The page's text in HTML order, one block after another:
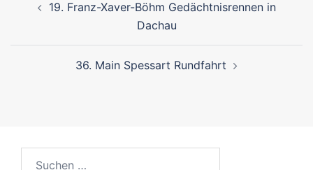
19. Franz-Xaver-Böhm Gedächtnisrennen in
Dachau
36. Main Spessart Rundfahrt